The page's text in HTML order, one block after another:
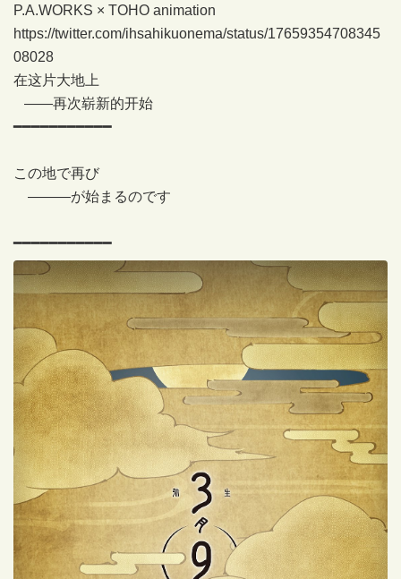
P.A.WORKS × TOHO animation
https://twitter.com/ihsahikuonema/status/17659354708345
08028
在这片大地上
——再次崭新的开始
━━━━━━━━━━━
この地で再び
———が始まるのです
━━━━━━━━━━━